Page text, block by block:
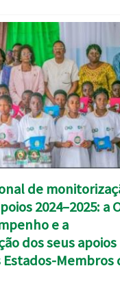
de
2024–2025: a
e a
dos seus apoios
Membros